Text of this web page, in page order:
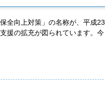
全向上対策」の名称が、平成23
援の拡充が図られています。今